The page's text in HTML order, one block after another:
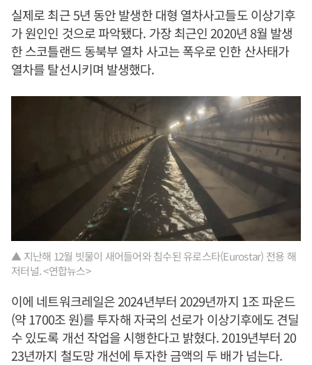
실제로 최근 5년 동안 발생한 대형 열차사고들도 이상기후
가 원인인 것으로 파악됐다. 가장 최근인 2020년 8월 발생
한 스코틀랜드 동북부 열차 사고는 폭우로 인한 산사태가
열차를 탈선시키며 발생했다.
▲ 지난해 12월 빗물이 새어들어와 침수된 유로스타(Eurostar) 전용 해
저터널. <연합뉴스>
이에 네트워크레일은 2024년부터 2029년까지 1조 파운드
(약 1700조 원)를 투자해 자국의 선로가 이상기후에도 견딜
수 있도록 개선 작업을 시행한다고 밝혔다. 2019년부터 20
23년까지 철도망 개선에 투자한 금액의 두 배가 넘는다.